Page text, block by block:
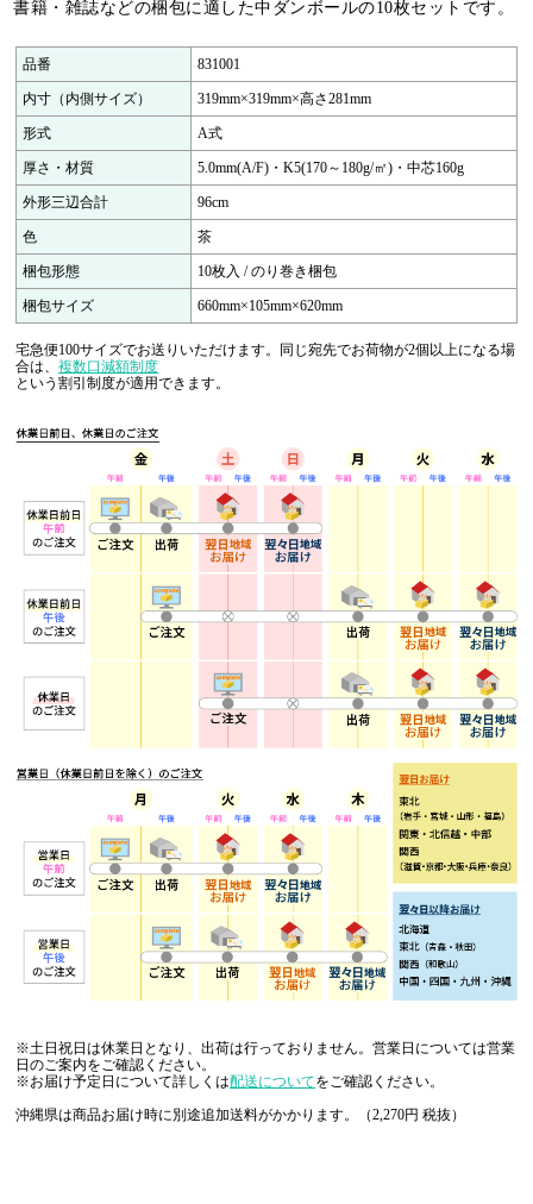
書籍・雑誌などの梱包に適した中ダンボールの10枚セットです。
品番 831001
内寸（内側サイズ） 319mm×319mm×高さ281mm
形式 A式
厚さ・材質 5.0mm(A/F)・K5(170～180g/㎡)・中芯160g
外形三辺合計 96cm
色 茶
梱包形態 10枚入 / のり巻き梱包
梱包サイズ 660mm×105mm×620mm
宅急便100サイズでお送りいただけます。同じ宛先でお荷物が2個以上になる場
合は、 複数口減額制度
という割引制度が適用できます。
※土日祝日は休業日となり、出荷は行っておりません。営業日については営業
日のご案内をご確認ください。
※お届け予定日について詳しくは配送についてをご確認ください。
沖縄県は商品お届け時に別途追加送料がかかります。（2,270円 税抜）